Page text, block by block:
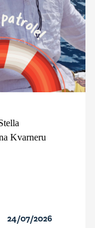
Kvarneru
24/07/2026